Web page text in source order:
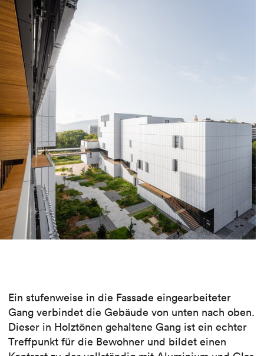
Ein stufenweise in die Fassade eingearbeiteter
Gang verbindet die Gebäude von unten nach oben.
Dieser in Holztönen gehaltene Gang ist ein echter
Treffpunkt für die Bewohner und bildet einen